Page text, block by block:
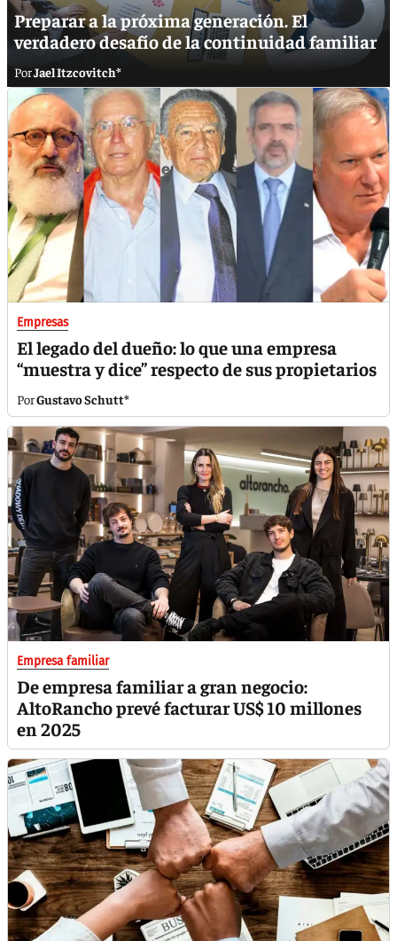
Preparar a la próxima generación. El
verdadero desafío de la continuidad familiar
Jael Itzcovitch*
Empresas
El legado del dueño: lo que una empresa
“muestra y dice” respecto de sus propietarios
Gustavo Schutt*
Empresa familiar
De empresa familiar a gran negocio:
AltoRancho prevé facturar US$ 10 millones
en 2025